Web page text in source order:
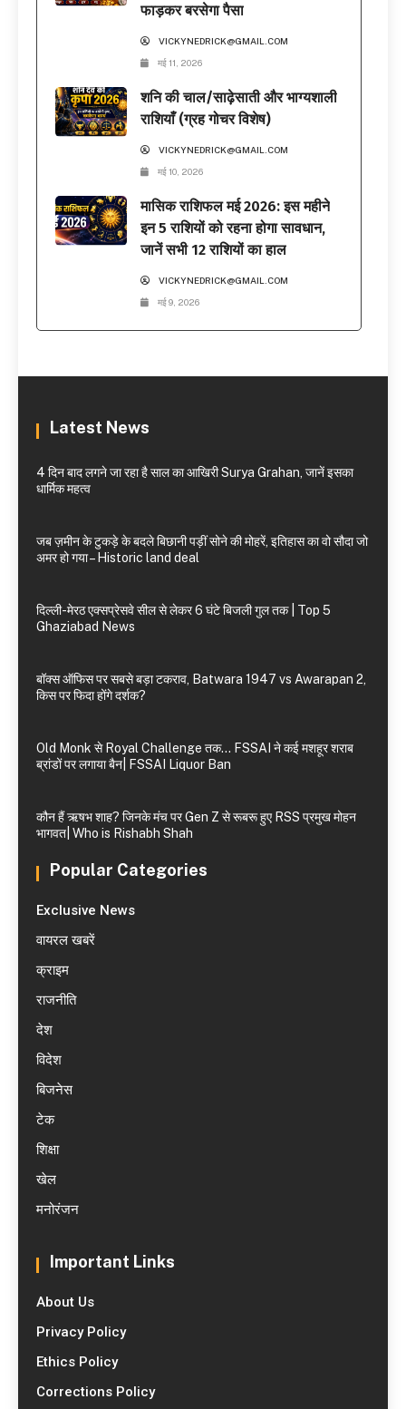
फाड़कर बरसेगा पैसा
VICKYNEDRICK@GMAIL.COM
मई 11, 2026
शनि की चाल/साढ़ेसाती और भाग्यशाली
राशियाँ (ग्रह गोचर विशेष)
VICKYNEDRICK@GMAIL.COM
मई 10, 2026
मासिक राशिफल मई 2026: इस महीने
इन 5 राशियों को रहना होगा सावधान,
जानें सभी 12 राशियों का हाल
VICKYNEDRICK@GMAIL.COM
मई 9, 2026
Latest News
4 दिन बाद लगने जा रहा है साल का आखिरी Surya Grahan, जानें इसका
धार्मिक महत्व
जब ज़मीन के टुकड़े के बदले बिछानी पड़ीं सोने की मोहरें, इतिहास का वो सौदा जो
अमर हो गया – Historic land deal
दिल्ली-मेरठ एक्सप्रेसवे सील से लेकर 6 घंटे बिजली गुल तक | Top 5
Ghaziabad News
बॉक्स ऑफिस पर सबसे बड़ा टकराव, Batwara 1947 vs Awarapan 2,
किस पर फिदा होंगे दर्शक?
Old Monk से Royal Challenge तक… FSSAI ने कई मशहूर शराब
ब्रांडों पर लगाया बैन| FSSAI Liquor Ban
कौन हैं ऋषभ शाह? जिनके मंच पर Gen Z से रूबरू हुए RSS प्रमुख मोहन
भागवत| Who is Rishabh Shah
Popular Categories
Exclusive News
वायरल खबरें
क्राइम
राजनीति
देश
विदेश
बिजनेस
टेक
शिक्षा
खेल
मनोरंजन
Important Links
About Us
Privacy Policy
Ethics Policy
Corrections Policy